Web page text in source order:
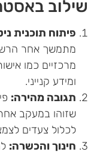
שילוב
פיתוח תוכנית
מתמשך אחר
מרכזיים כמו
ומידע קנייני.
תגובה מהירה:
שזוהו במעקב
לכלול צעדים
חינוך והכשרה: